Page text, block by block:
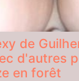
de
d'autres
en forêt